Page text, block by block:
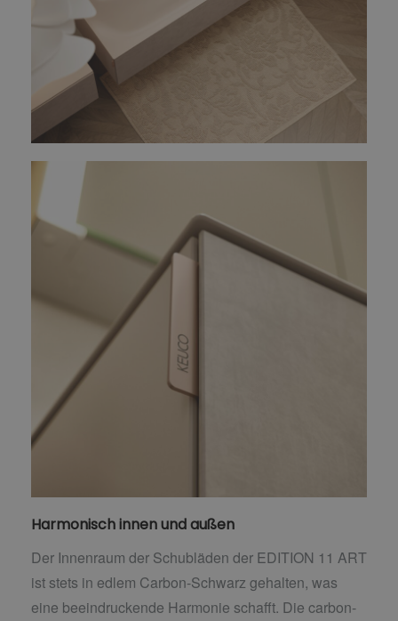
Harmonisch innen und außen
Der Innenraum der Schubläden der EDITION 11 ART
ist stets in edlem Carbon-Schwarz gehalten, was
eine beeindruckende Harmonie schafft. Die carbon-